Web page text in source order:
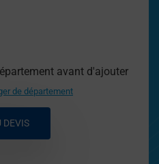
avant d'ajouter
de département
DEVIS